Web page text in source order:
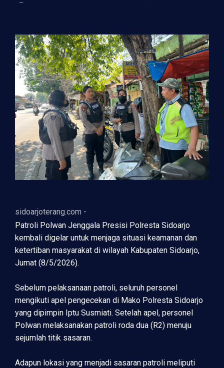
sidoarjoterang.com -
Patroli Polwan Jenggala Presisi Polresta Sidoarjo
kembali digelar untuk menjaga situasi keamanan dan
ketertiban masyarakat di wilayah Kabupaten Sidoarjo,
Jumat (8/5/2026).
Sebelum pelaksanaan patroli, seluruh personel
mengikuti apel pengecekan di Mako Polresta Sidoarjo
yang dipimpin Iptu Susmiati. Setelah apel, personel
Polwan melaksanakan patroli roda dua (R2) menuju
sejumlah titik sasaran.
Adapun lokasi yang menjadi sasaran patroli meliputi